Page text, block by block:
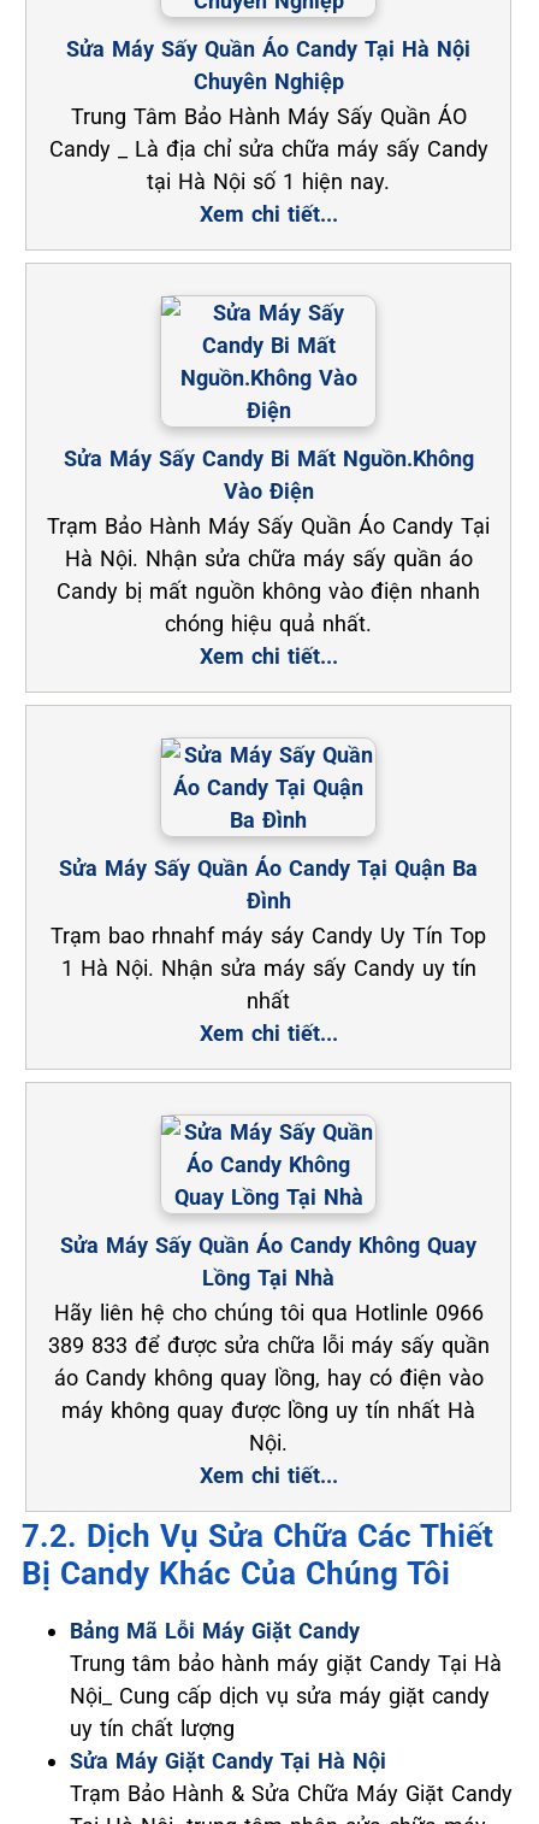
Sửa Máy Sấy Quần Áo Candy Tại Hà Nội
Chuyên Nghiệp
Trung Tâm Bảo Hành Máy Sấy Quần ÁO
Candy _ Là địa chỉ sửa chữa máy sấy Candy
tại Hà Nội số 1 hiện nay.
Xem chi tiết...
Sửa Máy Sấy Candy Bi Mất Nguồn.Không
Vào Điện
Trạm Bảo Hành Máy Sấy Quần Áo Candy Tại
Hà Nội. Nhận sửa chữa máy sấy quần áo
Candy bị mất nguồn không vào điện nhanh
chóng hiệu quả nhất.
Xem chi tiết...
Sửa Máy Sấy Quần Áo Candy Tại Quận Ba
Đình
Trạm bao rhnahf máy sáy Candy Uy Tín Top
1 Hà Nội. Nhận sửa máy sấy Candy uy tín
nhất
Xem chi tiết...
Sửa Máy Sấy Quần Áo Candy Không Quay
Lồng Tại Nhà
Hãy liên hệ cho chúng tôi qua Hotlinle 0966
389 833 để được sửa chữa lỗi máy sấy quần
áo Candy không quay lồng, hay có điện vào
máy không quay được lồng uy tín nhất Hà
Nội.
Xem chi tiết...
7.2. Dịch Vụ Sửa Chữa Các Thiết
Bị Candy Khác Của Chúng Tôi
Bảng Mã Lỗi Máy Giặt Candy
Trung tâm bảo hành máy giặt Candy Tại Hà
Nội_ Cung cấp dịch vụ sửa máy giặt candy
uy tín chất lượng
Sửa Máy Giặt Candy Tại Hà Nội
Trạm Bảo Hành & Sửa Chữa Máy Giặt Candy